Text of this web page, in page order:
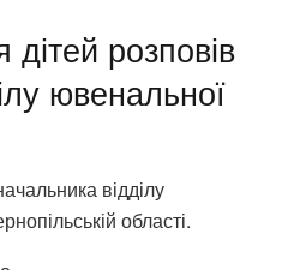
розповів
ювенальної
відділу
області.